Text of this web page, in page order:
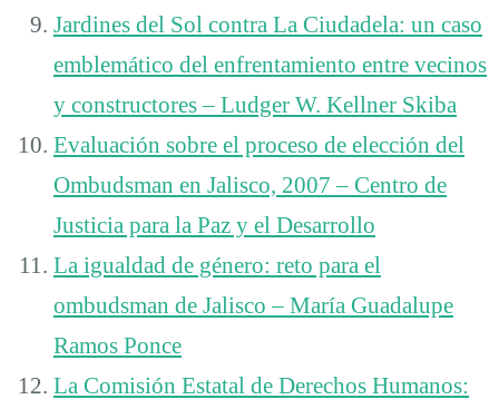
Jardines del Sol contra La Ciudadela: un caso
emblemático del enfrentamiento entre vecinos
y constructores – Ludger W. Kellner Skiba
Evaluación sobre el proceso de elección del
Ombudsman en Jalisco, 2007 – Centro de
Justicia para la Paz y el Desarrollo
La igualdad de género: reto para el
ombudsman de Jalisco – María Guadalupe
Ramos Ponce
La Comisión Estatal de Derechos Humanos: